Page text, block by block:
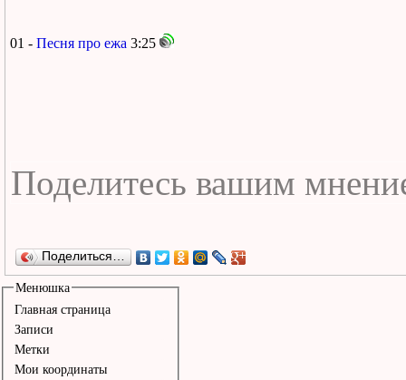
01 - Песня про ежа 3:25
Поделиться…
Менюшка
Главная страница
Записи
Метки
Мои координаты